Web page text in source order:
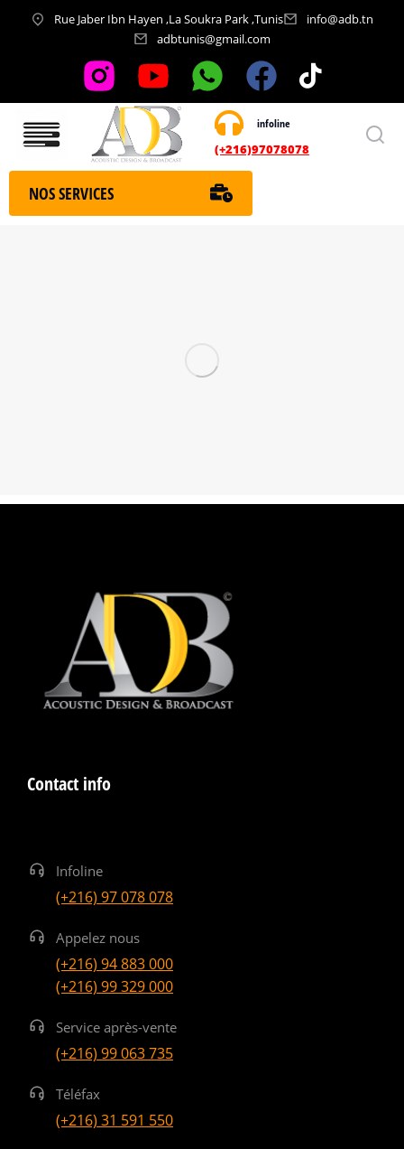
Rue Jaber Ibn Hayen ,La Soukra Park ,Tunis
info@adb.tn
adbtunis@gmail.com
infoline
(+216)97078078
Nos services
NOS SERVICES
Contact info
Infoline
(+216) 97 078 078
Appelez nous
(+216) 94 883 000
(+216) 99 329 000
Service après-vente
(+216) 99 063 735
Téléfax
(+216) 31 591 550